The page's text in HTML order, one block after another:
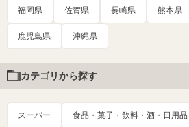
福岡県 佐賀県 長崎県 熊本県
鹿児島県 沖縄県
カテゴリから探す
スーパー 食品・菓子・飲料・酒・日用